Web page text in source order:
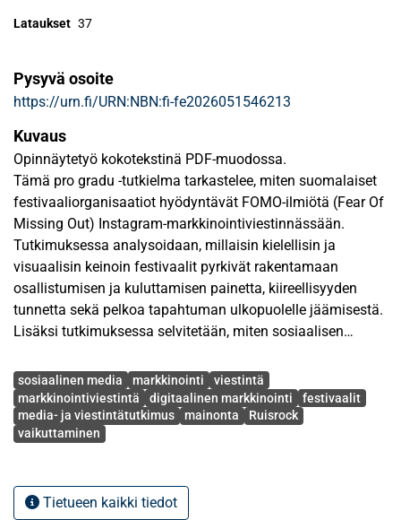
Lataukset 37
Pysyvä osoite
https://urn.fi/URN:NBN:fi-fe2026051546213
Kuvaus
Opinnäytetyö kokotekstinä PDF-muodossa.
Tämä pro gradu -tutkielma tarkastelee, miten suomalaiset
festivaaliorganisaatiot hyödyntävät FOMO-ilmiötä (Fear Of
Missing Out) Instagram-markkinointiviestinnässään.
Tutkimuksessa analysoidaan, millaisin kielellisin ja
visuaalisin keinoin festivaalit pyrkivät rakentamaan
osallistumisen ja kuluttamisen painetta, kiireellisyyden
tunnetta sekä pelkoa tapahtuman ulkopuolelle jäämisestä.
Lisäksi tutkimuksessa selvitetään, miten sosiaalisen
kuluttajien reaktioihin, sosiaaliseen samaistumiseen ja
tapahtumiin osallistumisen halukkuuteen.
Tutkimuksen teoreettinen viitekehys rakentuu FOMO-
ympärille. Tutkimus toteutetaan laadullisena
aineistolähtöisenä sisällönanalyysinä, jota täydennetään
Avainsanat
sosiaalinen media markkinointi
viestintä
markkinointiviestintä
digitaalinen markkinointi
festivaalit
media- ja viestintätutkimus
mainonta
Ruisrock
vaikuttaminen
Tietueen kaikki tiedot